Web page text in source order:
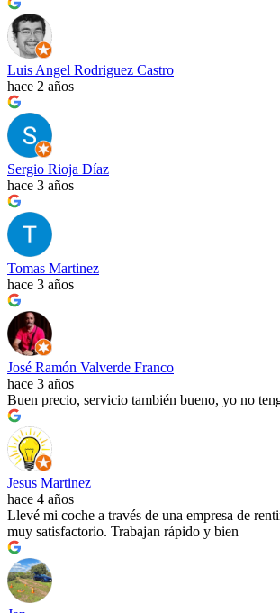
Luis Angel Rodriguez Castro
hace 2 años
Sergio Rioja Díaz
hace 3 años
Tomas Martinez
hace 3 años
José Ramón Valverde Franco
hace 3 años
Buen precio, servicio también bueno, yo no
Jesus Martinez
hace 4 años
Llevé mi coche a través de una empresa de
muy satisfactorio. Trabajan rápido y bien